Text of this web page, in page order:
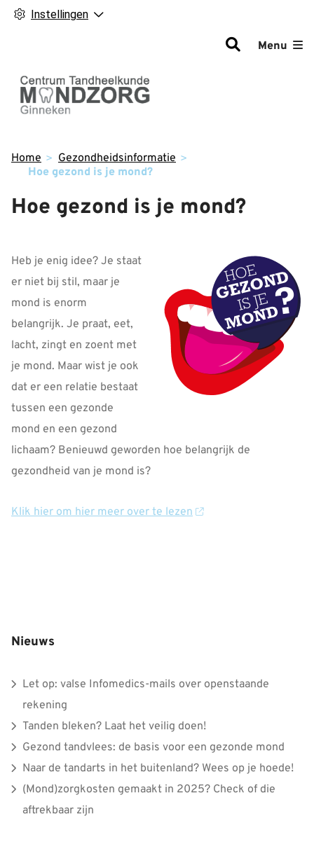
Instellingen
Menu
Home
Gezondheidsinformatie
Hoe gezond is je mond?
Hoe gezond is je mond?
Heb je enig idee? Je staat
er niet bij stil, maar je
mond is enorm
belangrijk. Je praat, eet,
lacht, zingt en zoent met
je mond. Maar wist je ook
dat er een relatie bestaat
tussen een gezonde
mond en een gezond
lichaam? Benieuwd geworden hoe belangrijk de
gezondheid van je mond is?
Klik hier om hier meer over te lezen
Nieuws
Let op: valse Infomedics-mails over openstaande
rekening
Tanden bleken? Laat het veilig doen!
Gezond tandvlees: de basis voor een gezonde mond
Naar de tandarts in het buitenland? Wees op je hoede!
(Mond)zorgkosten gemaakt in 2025? Check of die
aftrekbaar zijn